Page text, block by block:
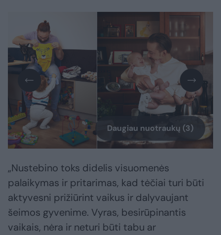
Daugiau nuotraukų (3)
„Nustebino toks didelis visuomenės
palaikymas ir pritarimas, kad tėčiai turi būti
aktyvesni prižiūrint vaikus ir dalyvaujant
šeimos gyvenime. Vyras, besirūpinantis
vaikais, nėra ir neturi būti tabu ar